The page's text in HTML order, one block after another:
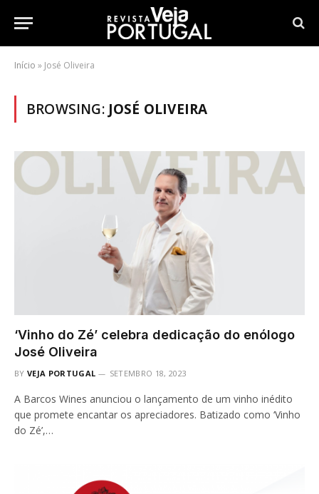
Início » José Oliveira
BROWSING: JOSÉ OLIVEIRA
‘Vinho do Zé’ celebra dedicação do enólogo
José Oliveira
BY VEJA PORTUGAL SETEMBRO 18, 2023
A Barcos Wines anunciou o lançamento de um vinho inédito
que promete encantar os apreciadores. Batizado como ‘Vinho
do Zé’,…